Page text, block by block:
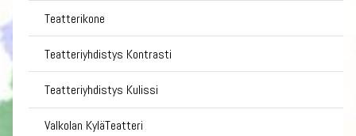
Teatterikone
Teatteriyhdistys Kontrasti
Teatteriyhdistys Kulissi
Valkolan KyläTeatteri